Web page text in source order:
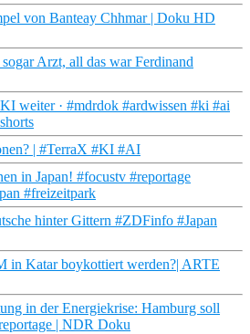
von Banteay Chhmar | Doku HD
Arzt, all das war Ferdinand
weiter · #mdrdok #ardwissen #ki #ai
| #TerraX #KI #AI
in Japan! #focustv #reportage
#freizeitpark
hinter Gittern #ZDFinfo #Japan
in Katar boykottiert werden?| ARTE
in der Energiekrise: Hamburg soll
| NDR Doku